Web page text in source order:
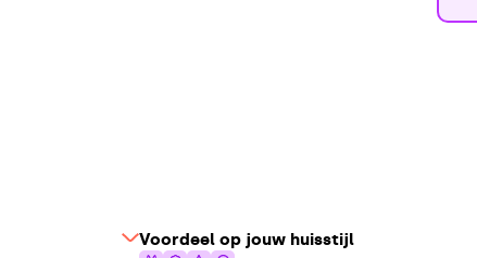
Voordeel op jouw huisstijl